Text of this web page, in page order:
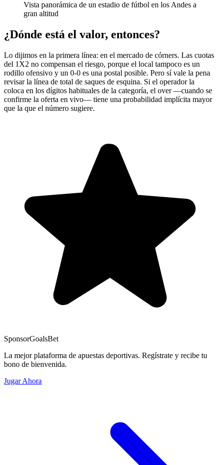
Vista panorámica de un estadio de fútbol en los Andes a
gran altitud
¿Dónde está el valor, entonces?
Lo dijimos en la primera línea: en el mercado de córners. Las cuotas
del 1X2 no compensan el riesgo, porque el local tampoco es un
rodillo ofensivo y un 0-0 es una postal posible. Pero sí vale la pena
revisar la línea de total de saques de esquina. Si el operador la
coloca en los dígitos habituales de la categoría, el over —cuando se
confirme la oferta en vivo— tiene una probabilidad implícita mayor
que la que el número sugiere.
SponsorGoalsBet
La mejor plataforma de apuestas deportivas. Regístrate y recibe tu
bono de bienvenida.
Jugar Ahora